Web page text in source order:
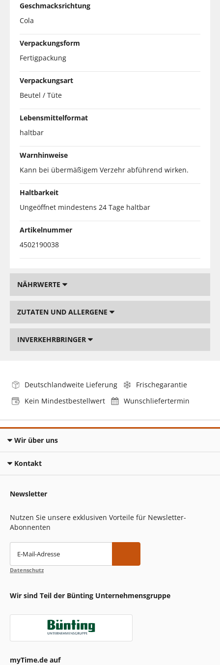
Geschmacksrichtung
Cola
Verpackungsform
Fertigpackung
Verpackungsart
Beutel / Tüte
Lebensmittelformat
haltbar
Warnhinweise
Kann bei übermäßigem Verzehr abführend wirken.
Haltbarkeit
Ungeöffnet mindestens 24 Tage haltbar
Artikelnummer
4502190038
NÄHRWERTE
ZUTATEN UND ALLERGENE
INVERKEHRBRINGER
Deutschlandweite Lieferung
Frischegarantie
Kein Mindestbestellwert
Wunschliefertermin
Wir über uns
Kontakt
Newsletter
Nutzen Sie unsere exklusiven Vorteile für Newsletter-
Abonnenten
E-Mail-Adresse
Datenschutz
Wir sind Teil der Bünting Unternehmensgruppe
myTime.de auf